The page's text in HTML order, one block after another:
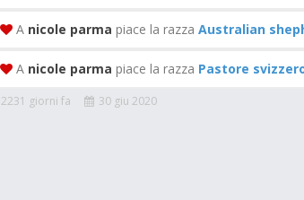
A nicole parma piace la razza Australian
A nicole parma piace la razza Pastore
2231 giorni fa 30 giu 2020